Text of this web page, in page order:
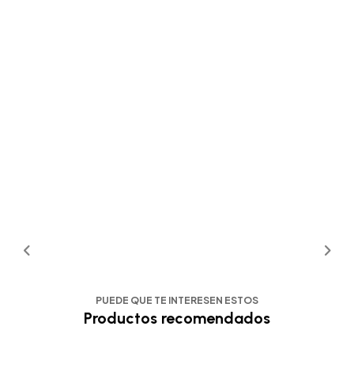
PUEDE QUE TE INTERESEN ESTOS
Productos recomendados